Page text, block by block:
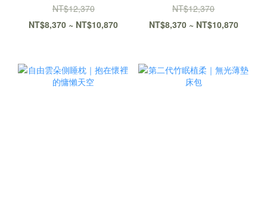
NT$12,370
NT$8,370 ~ NT$10,870
NT$12,370
NT$8,370 ~ NT$10,870